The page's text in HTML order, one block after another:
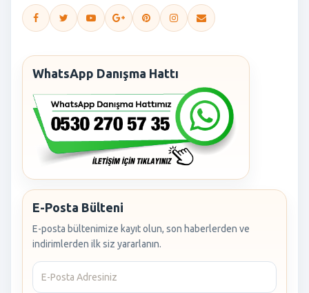
WhatsApp Danışma Hattı
E-Posta Bülteni
E-posta bültenimize kayıt olun, son haberlerden ve
indirimlerden ilk siz yararlanın.